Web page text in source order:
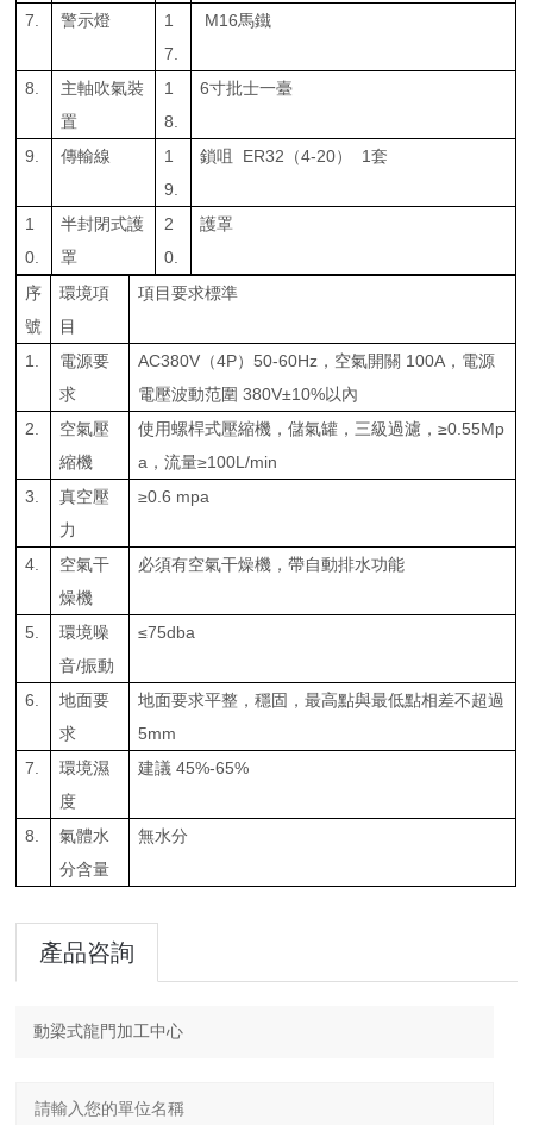
7. 警示燈
1
7.
M16馬鐵
8.
主軸吹氣裝
置
1
8.
6寸批士一臺
9. 傳輸線
1
9.
鎖咀 ER32（4-20） 1套
1
0.
半封閉式護
罩
2
0.
護罩
序
號
環境項
目
項目要求標準
1.
電源要
求
AC380V（4P）50-60Hz，空氣開關 100A，電源
電壓波動范圍 380V±10%以內
2.
空氣壓
縮機
使用螺桿式壓縮機，儲氣罐，三級過濾，≥0.55Mp
a，流量≥100L/min
3.
真空壓
力
≥0.6 mpa
4.
空氣干
燥機
必須有空氣干燥機，帶自動排水功能
5.
環境噪
音/振動
≤75dba
6.
地面要
求
地面要求平整，穩固，最高點與最低點相差不超過
5mm
7.
環境濕
度
建議 45%-65%
8.
氣體水
分含量
無水分
產品咨詢